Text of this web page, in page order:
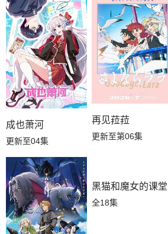
成也萧河
更新至04集
再见菈菈
更新至第06集